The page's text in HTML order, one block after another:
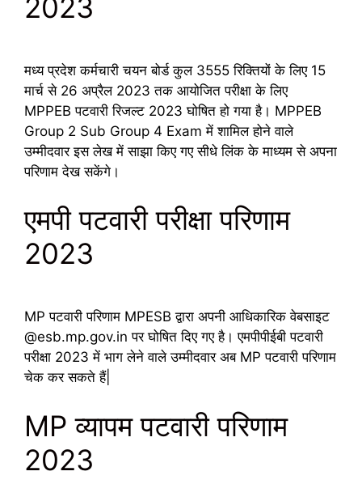
2023
मध्य प्रदेश कर्मचारी चयन बोर्ड कुल 3555 रिक्तियों के लिए 15
मार्च से 26 अप्रैल 2023 तक आयोजित परीक्षा के लिए
MPPEB पटवारी रिजल्ट 2023 घोषित हो गया है। MPPEB
Group 2 Sub Group 4 Exam में शामिल होने वाले
उम्मीदवार इस लेख में साझा किए गए सीधे लिंक के माध्यम से अपना
परिणाम देख सकेंगे।
एमपी पटवारी परीक्षा परिणाम
2023
MP पटवारी परिणाम MPESB द्वारा अपनी आधिकारिक वेबसाइट
@esb.mp.gov.in पर घोषित दिए गए है। एमपीपीईबी पटवारी
परीक्षा 2023 में भाग लेने वाले उम्मीदवार अब MP पटवारी परिणाम
चेक कर सकते हैं|
MP व्यापम पटवारी परिणाम
2023